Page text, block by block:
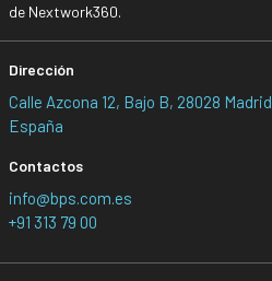
de Nextwork360.
Dirección
Calle Azcona 12, Bajo B, 28028 Madrid
España
Contactos
info@bps.com.es
+91 313 79 00